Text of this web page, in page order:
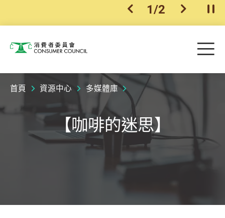
上一個
1/2 下一個開
消費者委員會 目
首頁 資源中心 多媒體庫
【咖啡的迷思】